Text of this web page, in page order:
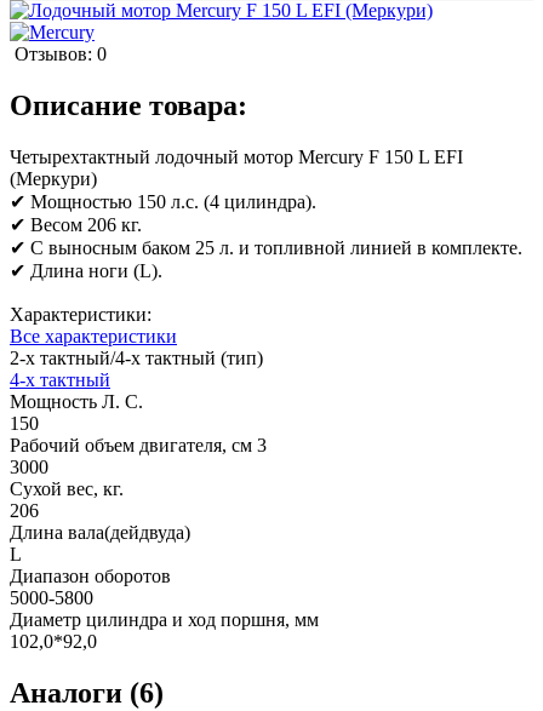
Отзывов: 0
Описание товара:
Четырехтактный лодочный мотор Mercury F 150 L EFI
(Меркури)
✔ Мощностью 150 л.с. (4 цилиндра).
✔ Весом 206 кг.
✔ С выносным баком 25 л. и топливной линией в комплекте.
✔ Длина ноги (L).
Характеристики:
Все характеристики
2-х тактный/4-х тактный (тип)
4-х тактный
Мощность Л. С.
150
Рабочий объем двигателя, см 3
3000
Сухой вес, кг.
206
Длина вала(дейдвуда)
L
Диапазон оборотов
5000-5800
Диаметр цилиндра и ход поршня, мм
102,0*92,0
Аналоги (6)